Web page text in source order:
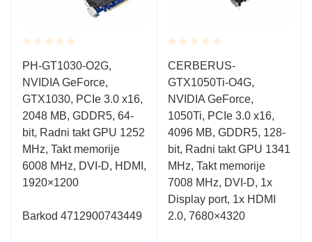
Rated
0.001
out
of
5
PH-GT1030-O2G,
NVIDIA GeForce,
GTX1030, PCIe 3.0 x16,
2048 MB, GDDR5, 64-
bit, Radni takt GPU 1252
MHz, Takt memorije
6008 MHz, DVI-D, HDMI,
1920×1200
Barkod 4712900743449
Rated
0.001
out
of
5
CERBERUS-
GTX1050Ti-O4G,
NVIDIA GeForce,
1050Ti, PCIe 3.0 x16,
4096 MB, GDDR5, 128-
bit, Radni takt GPU 1341
MHz, Takt memorije
7008 MHz, DVI-D, 1x
Display port, 1x HDMI
2.0, 7680×4320